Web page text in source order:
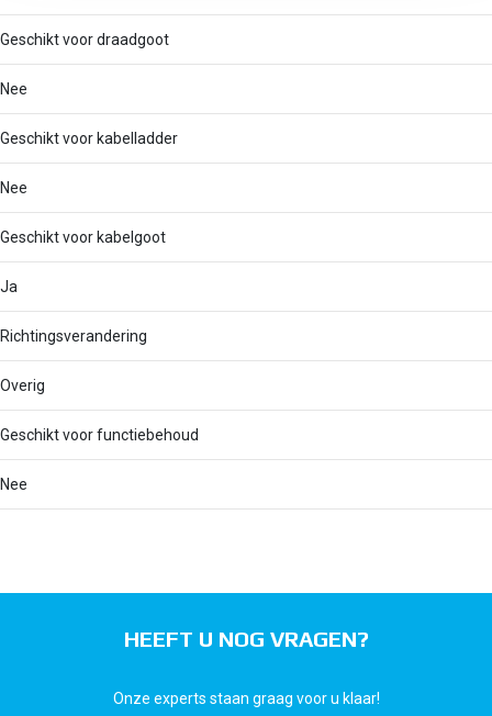
Geschikt voor draadgoot
Nee
Geschikt voor kabelladder
Nee
Geschikt voor kabelgoot
Ja
Richtingsverandering
Overig
Geschikt voor functiebehoud
Nee
HEEFT U NOG VRAGEN?
Onze experts staan graag voor u klaar!